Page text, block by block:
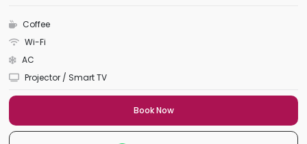
Coffee
Wi-Fi
AC
Projector / Smart TV
Book Now